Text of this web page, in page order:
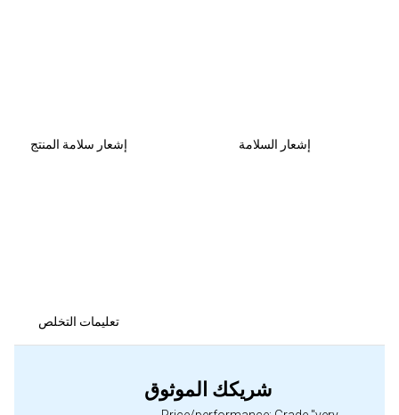
إشعار سلامة المنتج إشعار السلامة
تعليمات التخلص
شريكك الموثوق